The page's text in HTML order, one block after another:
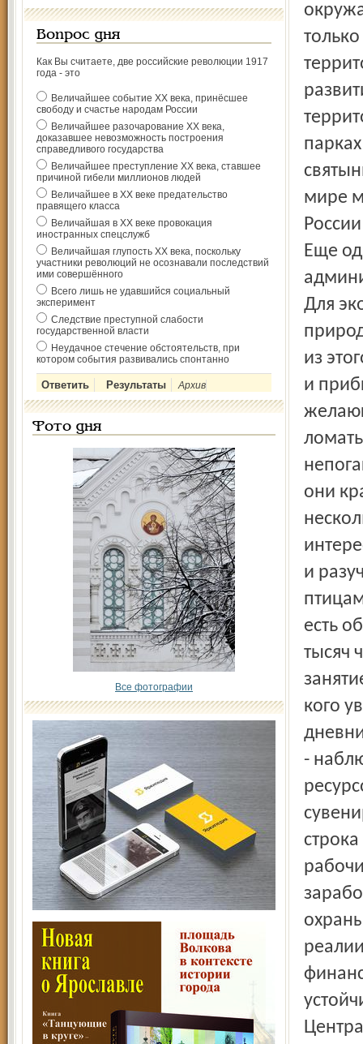
Вопрос дня
Как Вы считаете, две российские революции 1917
года - это
Величайшее событие ХХ века, принёсшее
свободу и счастье народам России
Величайшее разочарование ХХ века,
доказавшее невозможность построения
справедливого государства
Величайшее преступление ХХ века, ставшее
причиной гибели миллионов людей
Величайшее в ХХ веке предательство
правящего класса
Величайшая в ХХ веке провокация
иностранных спецслужб
Величайшая глупость ХХ века, поскольку
участники революций не осознавали последствий
ими совершённого
Всего лишь не удавшийся социальный
эксперимент
Следствие преступной слабости
государственной власти
Неудачное стечение обстоятельств, при
котором события развивались спонтанно
Архив
Фото дня
Все фотографии
мире
Еще
Для
из
и
они
и
есть
тысяч
кого
-